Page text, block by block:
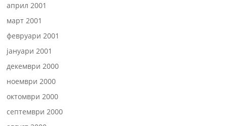
април 2001
март 2001
февруари 2001
јануари 2001
декември 2000
ноември 2000
октомври 2000
септември 2000